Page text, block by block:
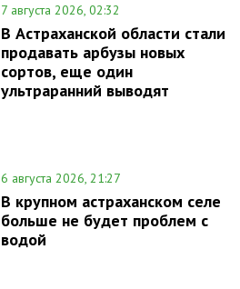
7 августа 2026, 02:32
В Астраханской области стали
продавать арбузы новых
сортов, еще один
ультраранний выводят
6 августа 2026, 21:27
В крупном астраханском селе
больше не будет проблем с
водой